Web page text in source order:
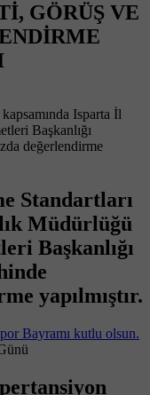
GÖRÜŞ VE
Standartları
Müdürlüğü
Başkanlığı
yapılmıştır.